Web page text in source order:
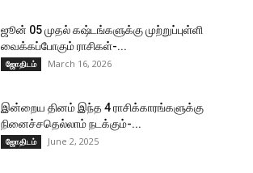
ஜூன் 05 முதல் கஷ்டங்களுக்கு முற்றுப்புள்ளி
வைக்கப்போகும் ராசிகள்-...
ஜோதிடம் March 16, 2026
இன்றைய தினம் இந்த 4 ராசிக்காரங்களுக்கு
நினைச்சதெல்லாம் நடக்கும்-...
ஜோதிடம் June 2, 2025